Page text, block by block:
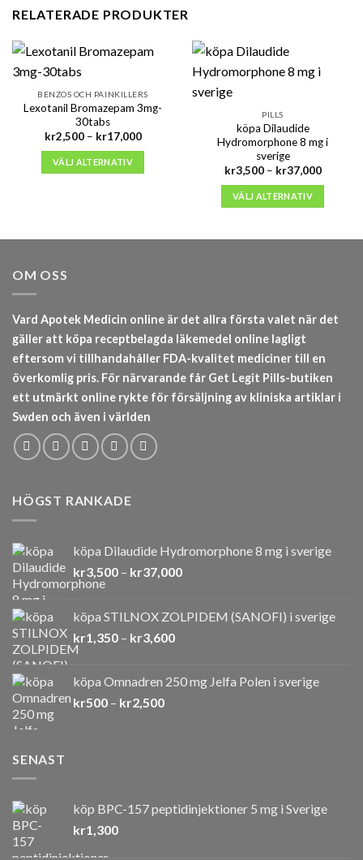
RELATERADE PRODUKTER
BENZOS OCH PAINKILLERS
Lexotanil Bromazepam 3mg-
30tabs
kr2,500 – kr17,000Prisintervall:
VÄLJ ALTERNATIV
PILLS
köpa Dilaudide
Hydromorphone 8 mg i
sverige
kr3,500 – kr37,000
VÄLJ ALTERNATIV
OM OSS
Vard Apotek Medicin online är det allra första valet när det
gäller att köpa receptbelagda läkemedel online lagligt
eftersom vi tillhandahåller FDA-kvalitet mediciner till en
överkomlig pris. För närvarande får Get Legit Pills-butiken
ett utmärkt online rykte för försäljning av kliniska artiklar i
Swden och även i världen
HÖGST RANKADE
köpa Dilaudide Hydromorphone 8 mg i sverige
kr3,500 – kr37,000Prisintervall:
kr37,000
köpa STILNOX ZOLPIDEM (SANOFI) i sverige
kr1,350 – kr3,600Prisintervall:
kr3,600
köpa Omnadren 250 mg Jelfa Polen i sverige
kr500 – kr2,500Prisintervall:
SENAST
köp BPC-157 peptidinjektioner 5 mg i Sverige
kr1,300